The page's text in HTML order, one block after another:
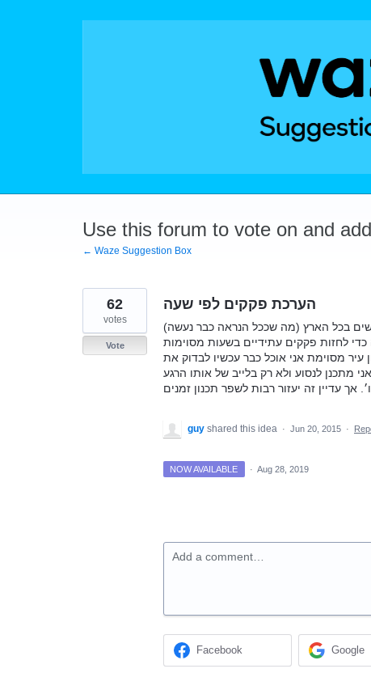
Use this forum to vote on and
← Waze Suggestion Box
הערכת פקקים לפי שעה
בכל הארץ (מה שככל הנראה כבר נעשה)
עיר מסוימת אני אוכל כבר עכשיו לבדוק את
62
votes
Vote
guy shared this idea · Jun 20, 2015 ·
NOW AVAILABLE · Aug 28, 2019
Add a comment…
Facebook Google